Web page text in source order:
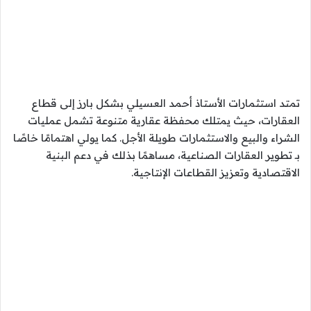
تمتد استثمارات الأستاذ أحمد العسيلي بشكل بارز إلى قطاع
العقارات، حيث يمتلك محفظة عقارية متنوعة تشمل عمليات
الشراء والبيع والاستثمارات طويلة الأجل. كما يولي اهتمامًا خاصًا
بـ تطوير العقارات الصناعية، مساهمًا بذلك في دعم البنية
الاقتصادية وتعزيز القطاعات الإنتاجية.